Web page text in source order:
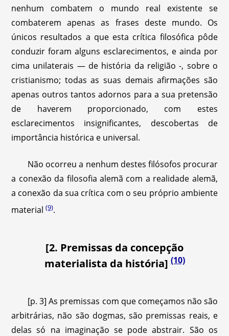
nenhum combatem o mundo real existente se
combaterem apenas as frases deste mundo. Os
únicos resultados a que esta crítica filosófica pôde
conduzir foram alguns esclarecimentos, e ainda por
cima unilaterais — de história da religião -, sobre o
cristianismo; todas as suas demais afirmações são
apenas outros tantos adornos para a sua pretensão
de haverem proporcionado, com estes
esclarecimentos insignificantes, descobertas de
importância histórica e universal.
Não ocorreu a nenhum destes filósofos procurar
a conexão da filosofia alemã com a realidade alemã,
a conexão da sua crítica com o seu próprio ambiente
material(9).
[2. Premissas da concepção
materialista da história](10)
[p. 3] As premissas com que começamos não são
arbitrárias, não são dogmas, são premissas reais, e
delas só na imaginação se pode abstrair. São os